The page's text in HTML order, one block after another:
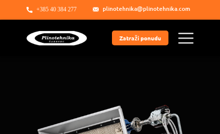
plinotehnika@plinotehnika.com
+385 40 384 277
Zatraži ponudu